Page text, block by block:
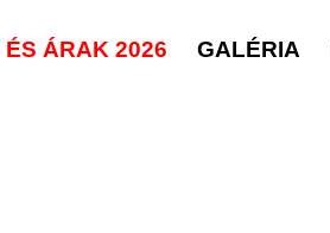
ÁRAK 2026 GALÉRIA